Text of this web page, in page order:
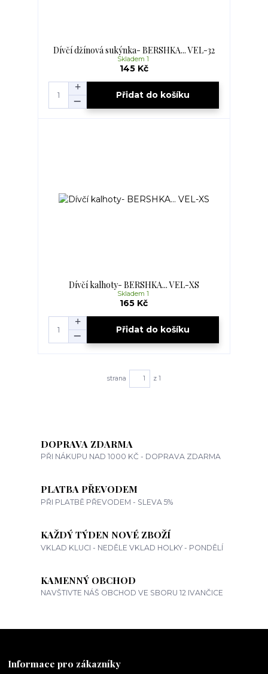
Dívčí džínová sukýnka- BERSHKA... VEL-32
145 Kč
Skladem 1
Přidat do košíku
Dívčí kalhoty- BERSHKA... VEL-XS
165 Kč
Skladem 1
Přidat do košíku
strana z 1
DOPRAVA ZDARMA
PŘI NÁKUPU NAD 1000 KČ - DOPRAVA ZDARMA
PLATBA PŘEVODEM
PŘI PLATBĚ PŘEVODEM - SLEVA 5%
KAŽDÝ TÝDEN NOVÉ ZBOŽÍ
VKLAD KLUCI - NEDĚLE VKLAD HOLKY - PONDĚLÍ
KAMENNÝ OBCHOD
NAVŠTIVTE NÁŠ OBCHOD VE SBORU 12 IVANČICE
Informace pro zákazníky